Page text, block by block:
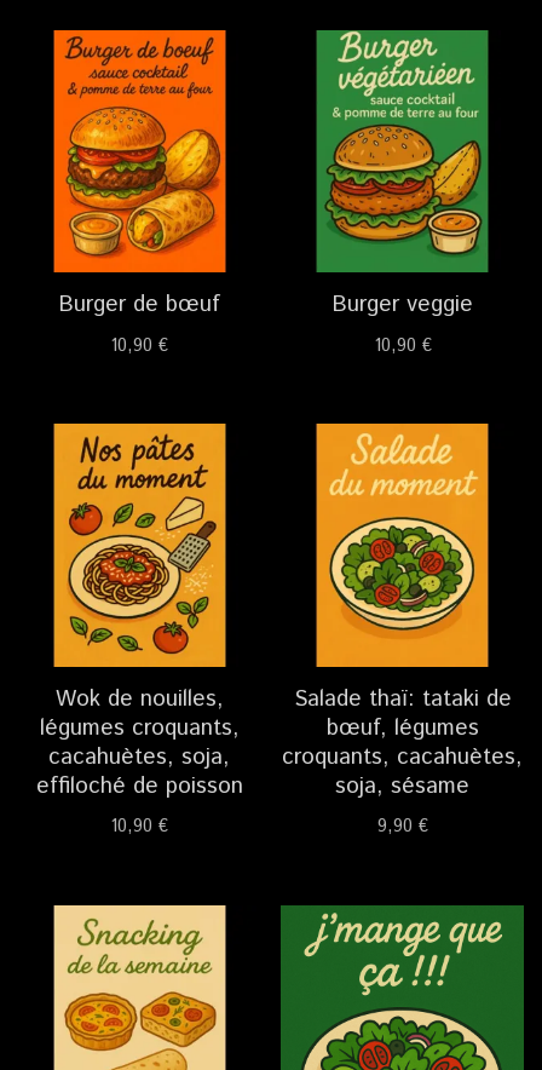
Burger de bœuf
10,90€
Burger veggie
10,90 €
Wok de nouilles,
légumes croquants,
cacahuètes, soja,
effiloché de poisson
10,90€
Salade thaï: tataki de
bœuf, légumes
croquants, cacahuètes,
soja, sésame
9,90 €